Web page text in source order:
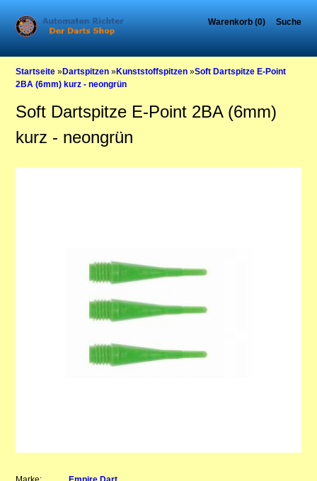
Warenkorb (0) Suche
Startseite »Dartspitzen »Kunststoffspitzen »Soft Dartspitze E-Point
2BA (6mm) kurz - neongrün
Soft Dartspitze E-Point 2BA (6mm)
kurz - neongrün